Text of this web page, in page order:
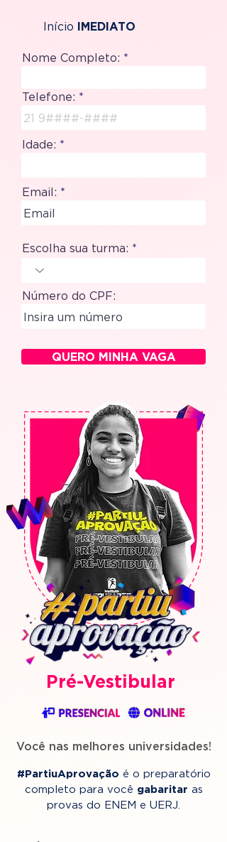
Início IMEDIATO
Nome Completo:
Telefone:
Idade:
Email:
Escolha sua turma:
Número do CPF:
QUERO MINHA VAGA
Pré-Vestibular
Você nas melhores universidades!
#PartiuAprovação é o preparatório
completo para você gabaritar as
provas do ENEM e UERJ.